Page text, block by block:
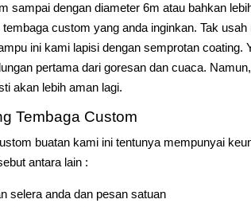
sampai dengan diameter 6m atau bahkan
custom yang anda inginkan. Tak
ini kami lapisi dengan semprotan coating.
pertama dari goresan dan cuaca.
akan lebih aman lagi.
Tembaga Custom
buatan kami ini tentunya mempunyai
antara lain :
selera anda dan pesan satuan